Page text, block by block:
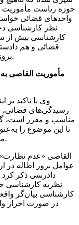
حوزه ریاست مأموریت
واحدهای قضائی
نظر کارشناسی
کارشناسی بیش از
قضائی و هم
بروز اطاله در ارائه نظر کارشناسی احصاء گردد.
مأموریت القاصی
وی با تاکید بر
رسیدگی‌های قضائی،
مناسب و مقرر است،
تا این موضوع را
معطوف به کارشناسی مورد پیگیری قرار دهد.
القاصی «عدم
عوامل بروز اطاله در
دادرسی ذکر
نظریه کارشناسی
کارشناسی بیان‌گر
در صورت احراز